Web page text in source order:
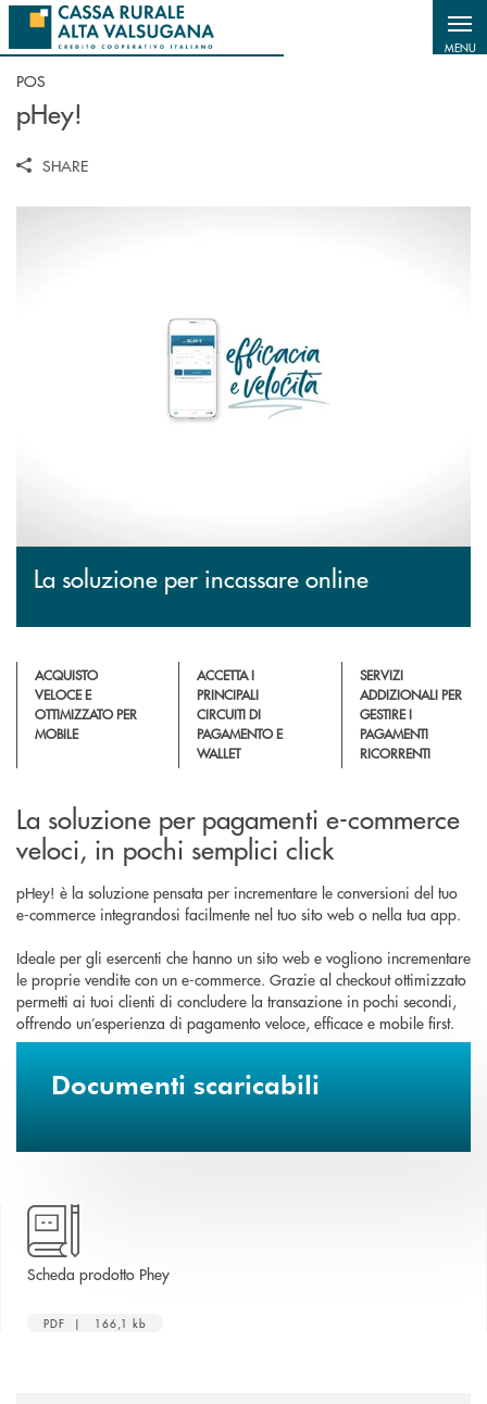
Salta al contenuto principale
MENU
POS
pHey!
SHARE
La soluzione per incassare online
ACQUISTO
VELOCE E
OTTIMIZZATO PER
MOBILE
ACCETTA I
PRINCIPALI
CIRCUITI DI
PAGAMENTO E
WALLET
SERVIZI
ADDIZIONALI PER
GESTIRE I
PAGAMENTI
RICORRENTI
La soluzione per pagamenti e-commerce
veloci, in pochi semplici click
pHey! è la soluzione pensata per incrementare le conversioni del tuo
e-commerce integrandosi facilmente nel tuo sito web o nella tua app.
Ideale per gli esercenti che hanno un sito web e vogliono incrementare
le proprie vendite con un e-commerce. Grazie al checkout ottimizzato
permetti ai tuoi clienti di concludere la transazione in pochi secondi,
offrendo un’esperienza di pagamento veloce, efficace e mobile first.
Documenti scaricabili
Scheda prodotto Pheyapre una nuova finestra
PDF | 166,1 kb